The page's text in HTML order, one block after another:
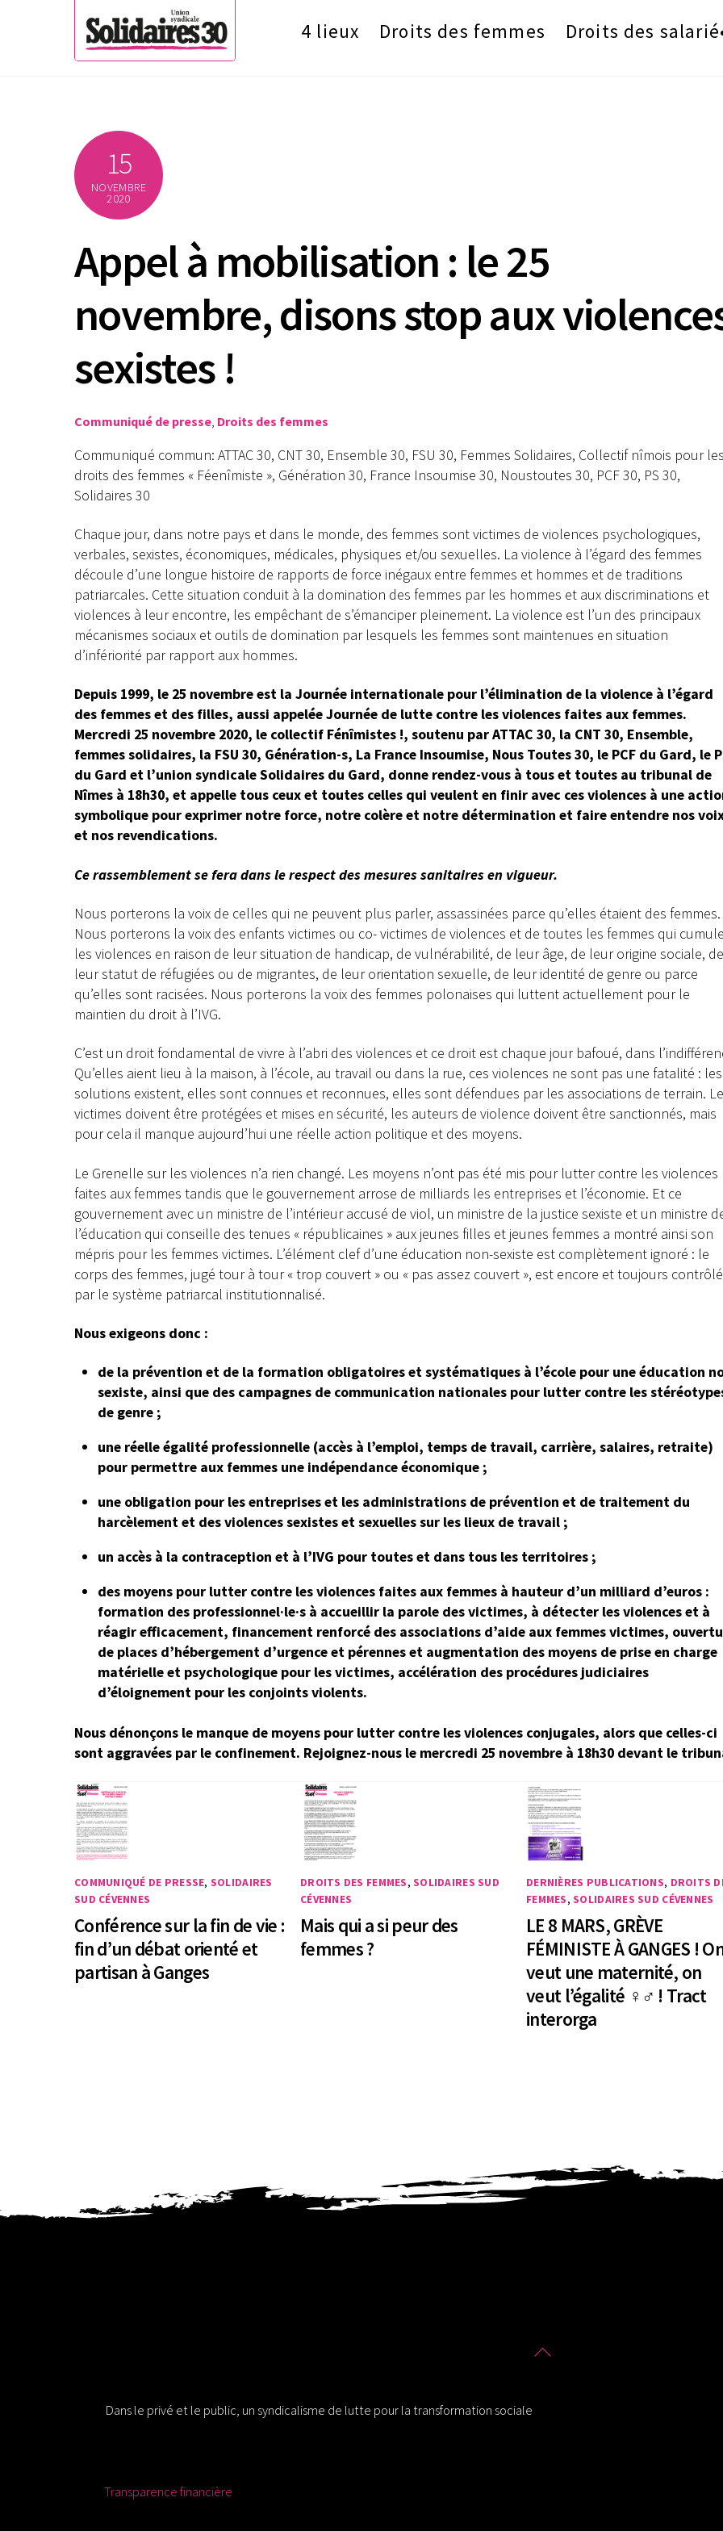
4 lieux Droits des femmes Droits des
15
NOVEMBRE
2020
Appel à mobilisation : le 25
novembre, disons stop aux
sexistes !
Communiqué de presse Droits des femmes
Communiqué commun: ATTAC 30, CNT 30, Ensemble 30, FSU 30, Femmes Solidaires, Collectif nîmois pour
droits des femmes « Féenîmiste », Génération 30, France Insoumise 30, Noustoutes 30, PCF 30, PS 30,
Solidaires 30
Chaque jour, dans notre pays et dans le monde, des femmes sont victimes de violences psychologiques,
verbales, sexistes, économiques, médicales, physiques et/ou sexuelles. La violence à l’égard des femmes
découle d’une longue histoire de rapports de force inégaux entre femmes et hommes et de traditions
patriarcales. Cette situation conduit à la domination des femmes par les hommes et aux discriminations et
violences à leur encontre, les empêchant de s’émanciper pleinement. La violence est l’un des principaux
mécanismes sociaux et outils de domination par lesquels les femmes sont maintenues en situation
d’infériorité par rapport aux hommes.
Depuis 1999, le 25 novembre est la Journée internationale pour l’élimination de la violence à l’égard
des femmes et des filles, aussi appelée Journée de lutte contre les violences faites aux femmes.
Mercredi 25 novembre 2020, le collectif Fénîmistes !, soutenu par ATTAC 30, la CNT 30, Ensemble,
femmes solidaires, la FSU 30, Génération-s, La France Insoumise, Nous Toutes 30, le PCF du Gard, le
du Gard et l’union syndicale Solidaires du Gard, donne rendez-vous à tous et toutes au tribunal de
Nîmes à 18h30, et appelle tous ceux et toutes celles qui veulent en finir avec ces violences à une
symbolique pour exprimer notre force, notre colère et notre détermination et faire entendre nos
et nos revendications.
Ce rassemblement se fera dans le respect des mesures sanitaires en vigueur.
Nous porterons la voix de celles qui ne peuvent plus parler, assassinées parce qu’elles étaient des femmes.
Nous porterons la voix des enfants victimes ou co- victimes de violences et de toutes les femmes qui
les violences en raison de leur situation de handicap, de vulnérabilité, de leur âge, de leur origine sociale, de
leur statut de réfugiées ou de migrantes, de leur orientation sexuelle, de leur identité de genre ou parce
qu’elles sont racisées. Nous porterons la voix des femmes polonaises qui luttent actuellement pour le
maintien du droit à l’IVG.
C’est un droit fondamental de vivre à l’abri des violences et ce droit est chaque jour bafoué, dans
Qu’elles aient lieu à la maison, à l’école, au travail ou dans la rue, ces violences ne sont pas une fatalité : les
solutions existent, elles sont connues et reconnues, elles sont défendues par les associations de terrain.
victimes doivent être protégées et mises en sécurité, les auteurs de violence doivent être sanctionnés, mais
pour cela il manque aujourd’hui une réelle action politique et des moyens.
Le Grenelle sur les violences n’a rien changé. Les moyens n’ont pas été mis pour lutter contre les violences
faites aux femmes tandis que le gouvernement arrose de milliards les entreprises et l’économie. Et ce
gouvernement avec un ministre de l’intérieur accusé de viol, un ministre de la justice sexiste et un ministre
l’éducation qui conseille des tenues « républicaines » aux jeunes filles et jeunes femmes a montré ainsi son
mépris pour les femmes victimes. L’élément clef d’une éducation non-sexiste est complètement ignoré : le
corps des femmes, jugé tour à tour « trop couvert » ou « pas assez couvert », est encore et toujours contrôlé
par le système patriarcal institutionnalisé.
Nous exigeons donc :
de la prévention et de la formation obligatoires et systématiques à l’école pour une éducation
sexiste, ainsi que des campagnes de communication nationales pour lutter contre les
de genre ;
une réelle égalité professionnelle (accès à l’emploi, temps de travail, carrière, salaires, retraite)
pour permettre aux femmes une indépendanceéconomique ;
une obligation pour les entreprises et les administrations de prévention et de traitement du
harcèlement et des violences sexistes et sexuellessur les lieux de travail ;
un accès à la contraception et à l’IVG pour toutes et dans tous les territoires ;
des moyens pour lutter contre les violences faites aux femmes à hauteur d’un milliard d’euros :
formation des professionnel·le·s à accueillir la parole des victimes, à détecter les violences et à
réagir efficacement, financement renforcé des associations d’aide aux femmes victimes,
de places d’hébergement d’urgence et pérennes et augmentation des moyens de prise en charge
matérielle et psychologique pour les victimes, accélération des procédures judiciaires
d’éloignement pour les conjoints violents.
Nous dénonçons le manque de moyens pour lutter contre les violences conjugales, alors que celles-ci
sont aggravées par le confinement. Rejoignez-nous le mercredi 25 novembre à 18h30 devant le
COMMUNIQUÉ DE PRESSE, SOLIDAIRES
SUD CÉVENNES
Conférence sur la fin de vie :
fin d’un débat orienté et
partisan à Ganges
DROITS DES FEMMES,SOLIDAIRES SUD
CÉVENNES
Mais qui a si peur des
femmes ?
DERNIÈRES PUBLICATIONS, DROITS
FEMMES,SOLIDAIRES SUD CÉVENNES
LE 8 MARS, GRÈVE
FÉMINISTE À GANGES !
veut une maternité, on
veut l’égalité ♀️♂️ ! Tract
interorga
Back
Dans le privé et le public, un syndicalisme de lutte pour la transformation sociale
Transparence financière